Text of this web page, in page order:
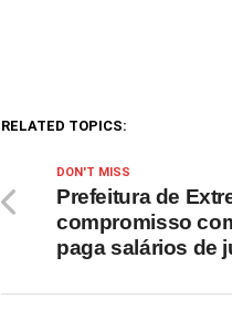
RELATED TOPICS:
DON'T MISS
Prefeitura de
compromisso
paga salários de